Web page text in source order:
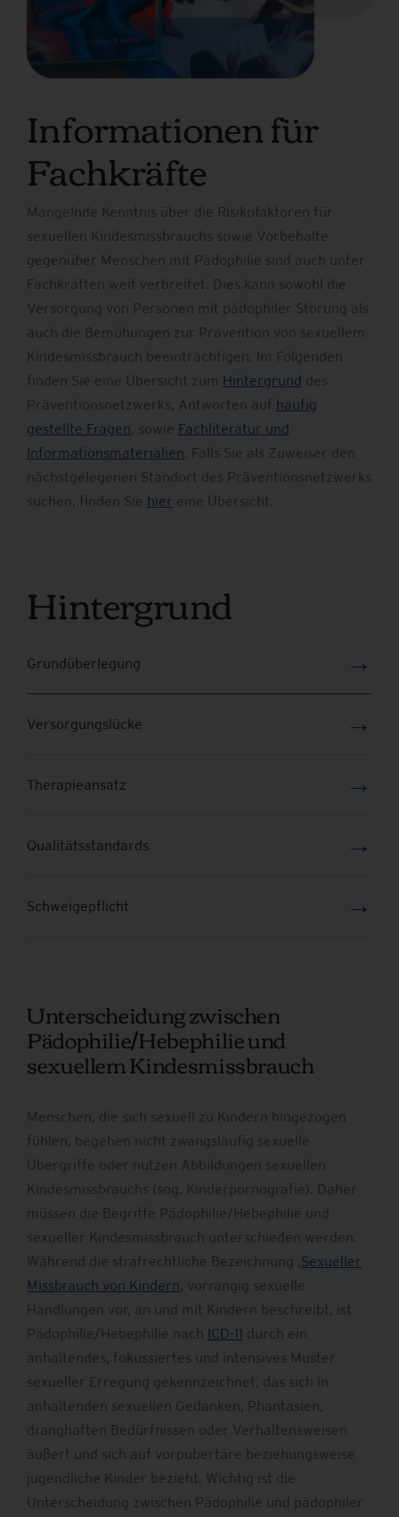
Informationen für
Fachkräfte
Mangelnde Kenntnis über die Risikofaktoren für
sexuellen Kindesmissbrauchs sowie Vorbehalte
gegenüber Menschen mit Pädophilie sind auch unter
Fachkräften weit verbreitet. Dies kann sowohl die
Versorgung von Personen mit pädophiler Störung als
auch die Bemühungen zur Prävention von sexuellem
Kindesmissbrauch beeinträchtigen. Im Folgenden
finden Sie eine Übersicht zum Hintergrund des
Präventionsnetzwerks, Antworten auf häufig
gestellte Fragen, sowie Fachliteratur und
Informationsmaterialien. Falls Sie als Zuweiser den
nächstgelegenen Standort des Präventionsnetzwerks
suchen, finden Sie hier eine Übersicht.
Hintergrund
Grundüberlegung →
Versorgungslücke →
Therapieansatz →
Qualitätsstandards →
Schweigepflicht →
Unterscheidung zwischen
Pädophilie/Hebephilie und
sexuellem Kindesmissbrauch
Menschen, die sich sexuell zu Kindern hingezogen
fühlen, begehen nicht zwangsläufig sexuelle
Übergriffe oder nutzen Abbildungen sexuellen
Kindesmissbrauchs (sog. Kinderpornografie). Daher
müssen die Begriffe Pädophilie/Hebephilie und
sexueller Kindesmissbrauch unterschieden werden.
Während die strafrechtliche Bezeichnung ‚Sexueller
Missbrauch von Kindern‚ vorrangig sexuelle
Handlungen vor, an und mit Kindern beschreibt, ist
Pädophilie/Hebephilie nach ICD-11 durch ein
anhaltendes, fokussiertes und intensives Muster
sexueller Erregung gekennzeichnet, das sich in
anhaltenden sexuellen Gedanken, Phantasien,
dranghaften Bedürfnissen oder Verhaltensweisen
äußert und sich auf vorpubertäre beziehungsweise
jugendliche Kinder bezieht. Wichtig ist die
Unterscheidung zwischen Pädophilie und pädophiler